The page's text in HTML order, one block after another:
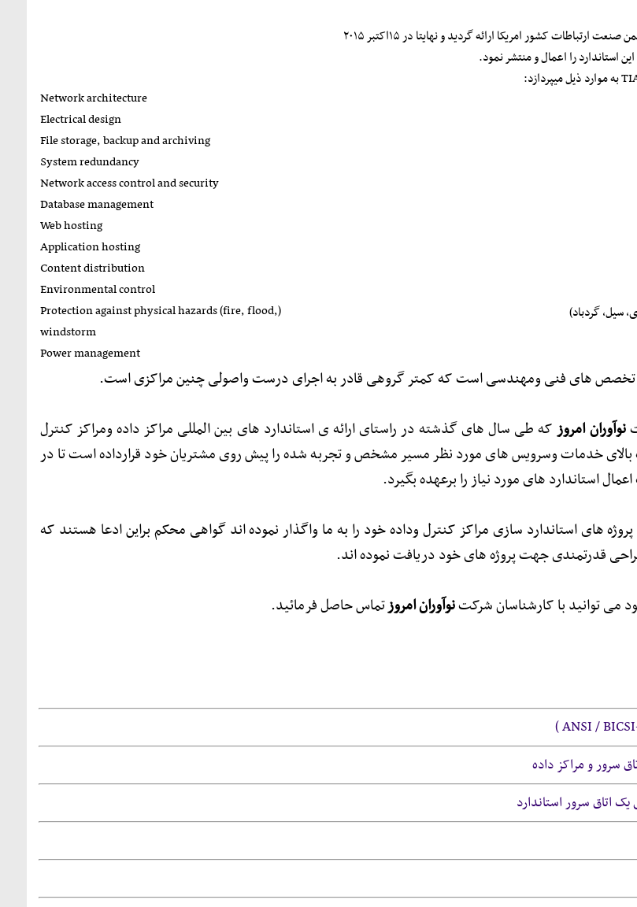
استاندارد TIA ابتدا در سال ۲۰۰۵ توسط انجمن صنعت ارتباطات کشور امریکا ارائه گردید و نهایتا در ۱۵اکتبر ۲۰۱۵
استاندارد را اعمال و منتشر نمود.
سیل، گردباد)
Network architecture
Electrical design
File storage, backup and archiving
System redundancy
Network access control and security
Database management
Web hosting
Application hosting
Content distribution
Environmental control
(Protection against physical hazards (fire, flood,
windstorm
Power management
تخصص های فنی ومهندسی است که کمتر گروهی قادر به اجرای درست واصولی چنین مراکزی است.
نوآوران امروزکه طی سال های گذشته در راستای ارائه ی استاندارد های بین المللی مراکز داده ومراکز کنترل
خدمات وسرویس های مورد نظر مسیر مشخص و تجربه شده را پیش روی مشتریان خود قرارداده است تا در
استاندارد های مورد نیاز را برعهده بگیرد.
های استاندارد سازی مراکز کنترل وداده خود را به ما واگذار نموده اند گواهی محکم براین ادعا هستند که
قدرتمندی جهت پروژه های خود دریافت نموده اند.
می توانید با کارشناسان شرکتنوآوران امروزتماس حاصل فرمائید.
سرور و مراکز داده
اتاق سرور استاندارد